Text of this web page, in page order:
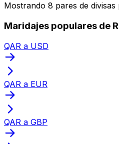
Mostrando 8 pares de divisas
Maridajes populares de
QAR a USD
QAR a EUR
QAR a GBP